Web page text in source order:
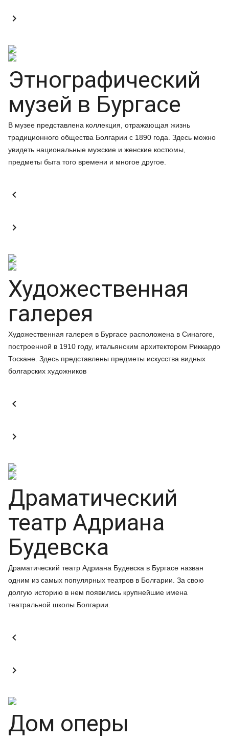

Этнографический
музей в Бургасе
В музее представлена коллекция, отражающая жизнь
традиционного общества Болгарии с 1890 года. Здесь можно
увидеть национальные мужские и женские костюмы,
предметы быта того времени и многое другое.


Художественная
галерея
Художественная галерея в Бургасе расположена в Синагоге,
построенной в 1910 году, итальянским архитектором Риккардо
Тоскане. Здесь представлены предметы искусства видных
болгарских художников


Драматический
театр Адриана
Будевска
Драматический театр Адриана Будевска в Бургасе назван
одним из самых популярных театров в Болгарии. За свою
долгую историю в нем появились крупнейшие имена
театральной школы Болгарии.


Дом оперы